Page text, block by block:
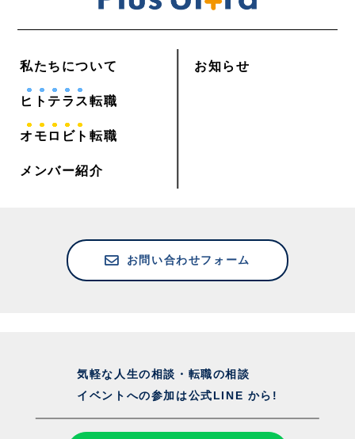
私たちについて
ヒトテラス転職
オモロビト 転職
メンバー紹介
お知らせ
お問い合わせフォーム
気軽な人生の相談・転職の相談
イベントへの参加は公式LINE から!